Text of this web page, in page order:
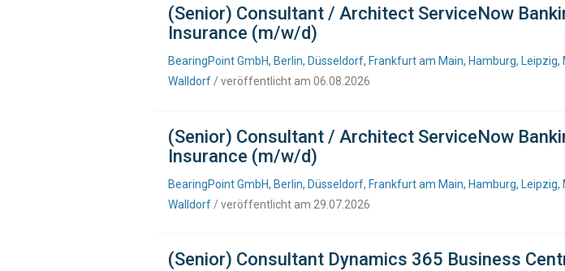
(Senior) Consultant / Architect ServiceNow
Insurance (m/w/d)
BearingPoint GmbH, Berlin, Düsseldorf, Frankfurt am Main, Hamburg,
Walldorf / veröffentlicht am 06.08.2026
(Senior) Consultant / Architect ServiceNow
Insurance (m/w/d)
BearingPoint GmbH, Berlin, Düsseldorf, Frankfurt am Main, Hamburg,
Walldorf / veröffentlicht am 29.07.2026
(Senior) Consultant Dynamics 365 Business